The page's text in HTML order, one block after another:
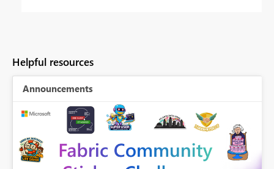
Helpful resources
Announcements